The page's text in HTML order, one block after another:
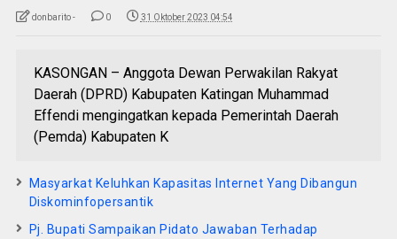
donbarito - 0 31 Oktober 2023 04:54
KASONGAN – Anggota Dewan Perwakilan Rakyat
Daerah (DPRD) Kabupaten Katingan Muhammad
Effendi mengingatkan kepada Pemerintah Daerah
(Pemda) Kabupaten K
Masyarkat Keluhkan Kapasitas Internet Yang Dibangun
Diskominfopersantik
Pj. Bupati Sampaikan Pidato Jawaban Terhadap